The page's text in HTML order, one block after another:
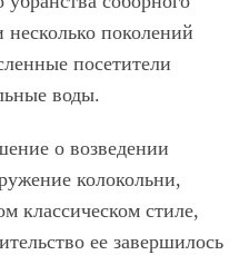
поколений
посетители
воды.
о возведении
колокольни,
классическом стиле,
ее завершилось